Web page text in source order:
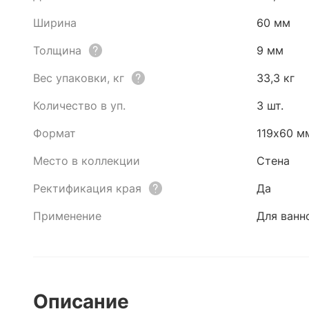
Ширина
60 мм
Толщина
9 мм
Вес упаковки, кг
33,3 кг
Количество в уп.
3 шт.
Формат
119x60
Место в коллекции
Стена
Ректификация края
Да
Применение
Для
Описание